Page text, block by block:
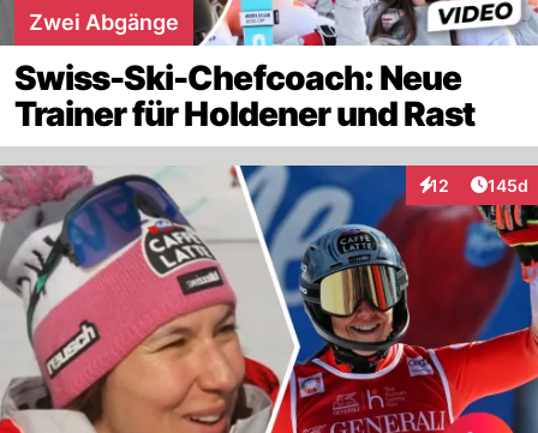
Zwei Abgänge
Swiss-Ski-Chefcoach: Neue
Trainer für Holdener und Rast
12
Interaktionen
145d